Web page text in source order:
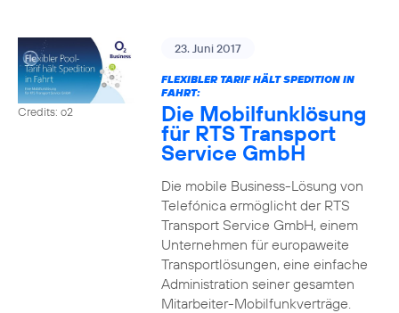
Credits: o2
23. Juni 2017
FLEXIBLER TARIF HÄLT SPEDITION IN
FAHRT:
Die Mobilfunklösung
für RTS Transport
Service GmbH
Die mobile Business-Lösung von
Telefónica ermöglicht der RTS
Transport Service GmbH, einem
Unternehmen für europaweite
Transportlösungen, eine einfache
Administration seiner gesamten
Mitarbeiter-Mobilfunkverträge.